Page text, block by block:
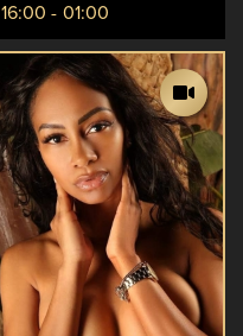
16:00 - 01:00